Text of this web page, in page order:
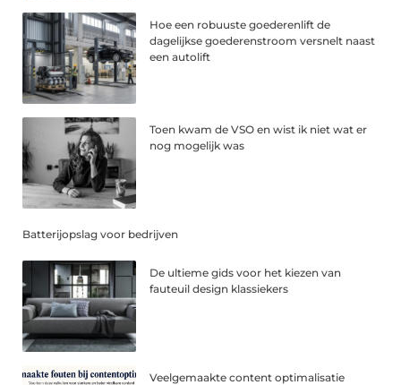
Hoe een robuuste goederenlift de
dagelijkse goederenstroom versnelt naast
een autolift
Toen kwam de VSO en wist ik niet wat er
nog mogelijk was
Batterijopslag voor bedrijven
De ultieme gids voor het kiezen van
fauteuil design klassiekers
Veelgemaakte content optimalisatie